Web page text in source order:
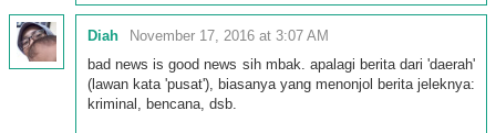
Diah
November 17, 2016 at 3:07 AM
bad news is good news sih mbak. apalagi berita dari 'daerah'
(lawan kata 'pusat'), biasanya yang menonjol berita jeleknya:
kriminal, bencana, dsb.